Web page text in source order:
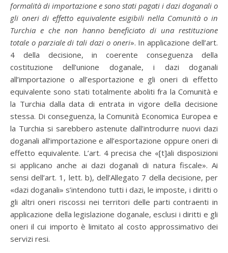
formalità di importazione e sono stati pagati i dazi doganali o
gli oneri di effetto equivalente esigibili nella Comunità o in
Turchia e che non hanno beneficiato di una restituzione
totale o parziale di tali dazi o oneri». In applicazione dell’art.
4 della decisione, in coerente conseguenza della
costituzione dell’unione doganale, i dazi doganali
all’importazione o all’esportazione e gli oneri di effetto
equivalente sono stati totalmente aboliti fra la Comunità e
la Turchia dalla data di entrata in vigore della decisione
stessa. Di conseguenza, la Comunità Economica Europea e
la Turchia si sarebbero astenute dall’introdurre nuovi dazi
doganali all’importazione e all’esportazione oppure oneri di
effetto equivalente. L’art. 4 precisa che «[t]ali disposizioni
si applicano anche ai dazi doganali di natura fiscale». Ai
sensi dell’art. 1, lett. b), dell’Allegato 7 della decisione, per
«dazi doganali» s’intendono tutti i dazi, le imposte, i diritti o
gli altri oneri riscossi nei territori delle parti contraenti in
applicazione della legislazione doganale, esclusi i diritti e gli
oneri il cui importo è limitato al costo approssimativo dei
servizi resi.